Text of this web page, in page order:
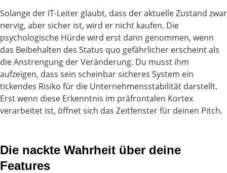
Solange der IT-Leiter glaubt, dass der aktuelle Zustand zwar
nervig, aber sicher ist, wird er nicht kaufen. Die
psychologische Hürde wird erst dann genommen, wenn
das Beibehalten des Status quo gefährlicher erscheint als
die Anstrengung der Veränderung. Du musst ihm
aufzeigen, dass sein scheinbar sicheres System ein
tickendes Risiko für die Unternehmensstabilität darstellt.
Erst wenn diese Erkenntnis im präfrontalen Kortex
verarbeitet ist, öffnet sich das Zeitfenster für deinen Pitch.
Die nackte Wahrheit über deine
Features